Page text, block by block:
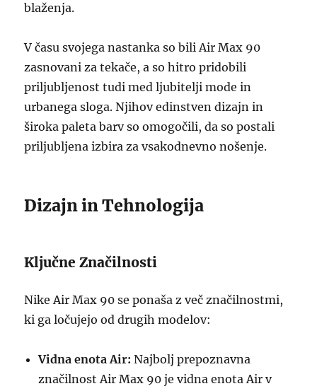
blaženja.
V času svojega nastanka so bili Air Max 90
zasnovani za tekače, a so hitro pridobili
priljubljenost tudi med ljubitelji mode in
urbanega sloga. Njihov edinstven dizajn in
široka paleta barv so omogočili, da so postali
priljubljena izbira za vsakodnevno nošenje.
Dizajn in Tehnologija
Ključne Značilnosti
Nike Air Max 90 se ponaša z več značilnostmi,
ki ga ločujejo od drugih modelov:
Vidna enota Air: Najbolj prepoznavna
značilnost Air Max 90 je vidna enota Air v